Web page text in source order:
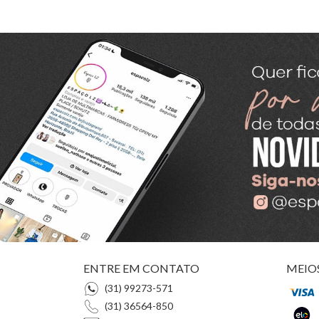
ENTRE EM CONTATO
(31) 99273-571
(31) 36564-850